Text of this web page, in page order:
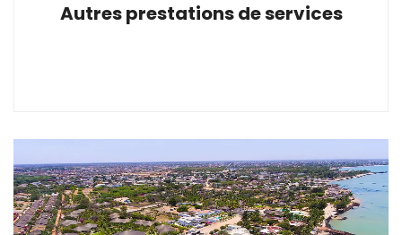
Autres prestations de services